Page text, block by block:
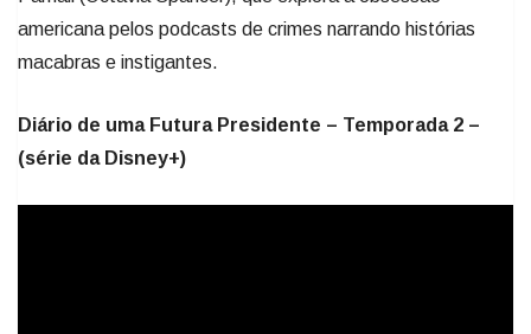
americana pelos podcasts de crimes narrando histórias
macabras e instigantes.
Diário de uma Futura Presidente – Temporada 2 –
(série da Disney+)